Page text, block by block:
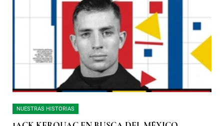
NUESTRAS HISTORIAS